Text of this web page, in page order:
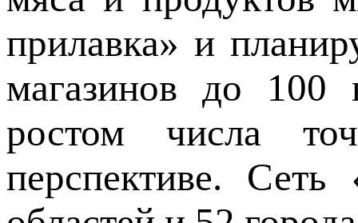
прилавка» и
магазинов до
ростом числа
перспективе. Сеть